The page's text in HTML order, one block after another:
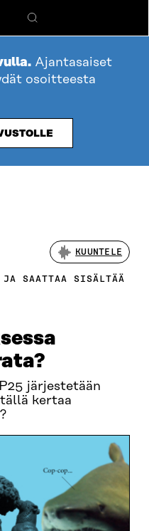
Hae
Ajantasaiset
osoitteesta
KUUNTELE
SAATTAA SISÄLTÄÄ
järjestetään
kertaa